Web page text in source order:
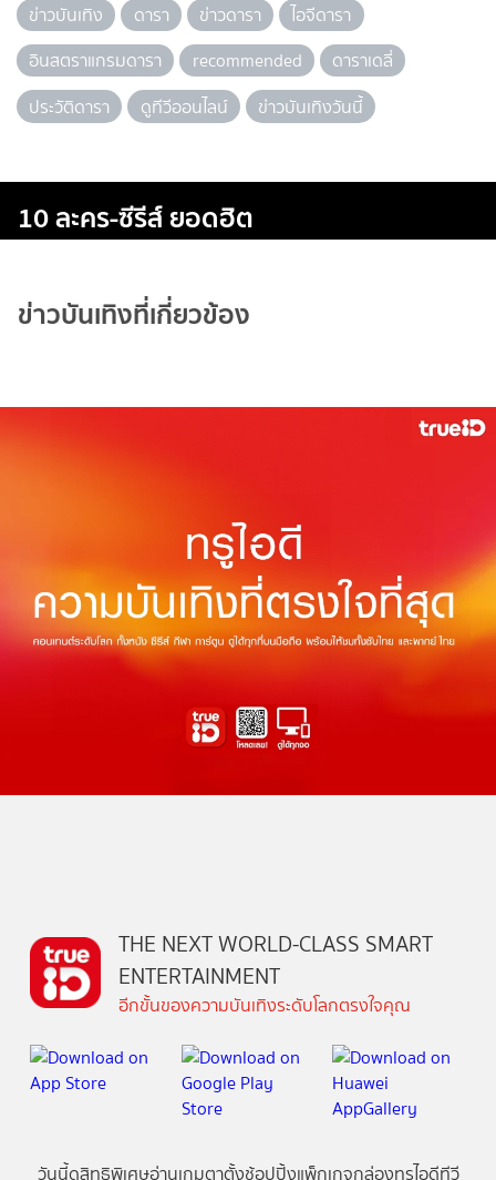
ข่าวบันเทิง ดารา ข่าวดารา
ไอจีดารา
อินสตราแกรมดารา
recommended
ดาราเดลี่
ประวัติดารา
ดูทีวีออนไลน์ ข่าวบันเทิงวันนี้
10 ละคร-ซีรีส์ ยอดฮิต
ข่าวบันเทิงที่เกี่ยวข้อง
THE NEXT WORLD-CLASS SMART
ENTERTAINMENT
อีกขั้นของความบันเทิงระดับโลกตรงใจคุณ
วันนี้ดูสิทธิพิเศษอ่านเกมตาตั้งช้อปปิ้งแพ็กเกจกล่องทรูไอดีทีวี